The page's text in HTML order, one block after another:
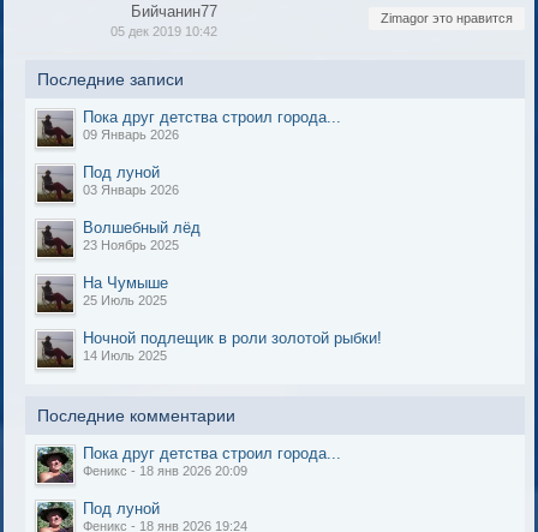
Бийчанин77
05 дек 2019 10:42
Zimagor это нравится
Последние записи
Пока друг детства строил города...
09 Январь 2026
Под луной
03 Январь 2026
Волшебный лёд
23 Ноябрь 2025
На Чумыше
25 Июль 2025
Ночной подлещик в роли золотой рыбки!
14 Июль 2025
Последние комментарии
Пока друг детства строил города...
Феникс - 18 янв 2026 20:09
Под луной
Феникс - 18 янв 2026 19:24